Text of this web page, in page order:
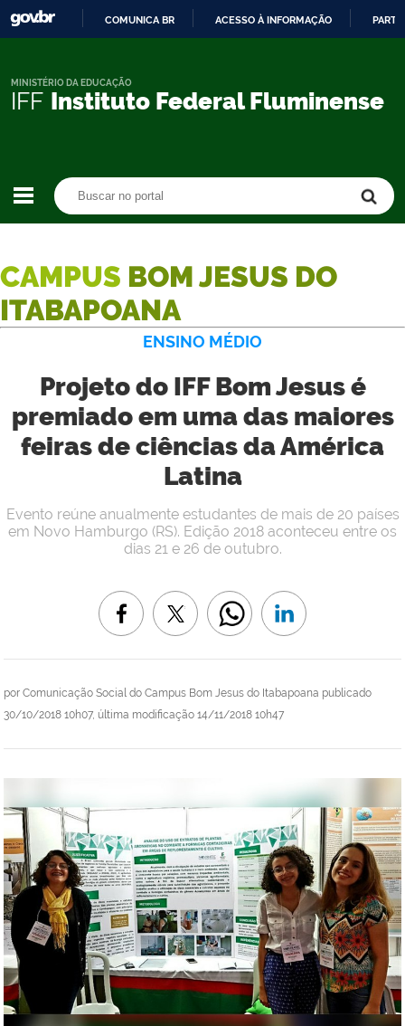
CONTEÚDO
COMUNICA BR ACESSO À INFORMAÇÃO
IFF Instituto Federal Fluminense
MINISTÉRIO DA EDUCAÇÃO
CAMPUS BOM JESUS DO
ITABAPOANA
ENSINO MÉDIO
Projeto do IFF Bom Jesus é
premiado em uma das maiores
feiras de ciências da América
Latina
por Comunicação Social do Campus Bom Jesus do Itabapoana publicado
30/10/2018 10h07, última modificação 14/11/2018 10h47
Evento reúne anualmente estudantes de mais de 20 países
em Novo Hamburgo (RS). Edição 2018 aconteceu entre os
dias 21 e 26 de outubro.